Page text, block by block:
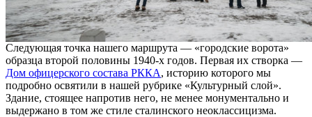
Следующая точка нашего маршрута — «городские ворота»
образца второй половины 1940-х годов. Первая их створка —
Дом офицерского состава РККА, историю которого мы
подробно освятили в нашей рубрике «Культурный слой».
Здание, стоящее напротив него, не менее монументально и
выдержано в том же стиле сталинского неоклассицизма.